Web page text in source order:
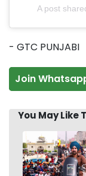
A post
- GTC PUNJABI
Join
You May Like